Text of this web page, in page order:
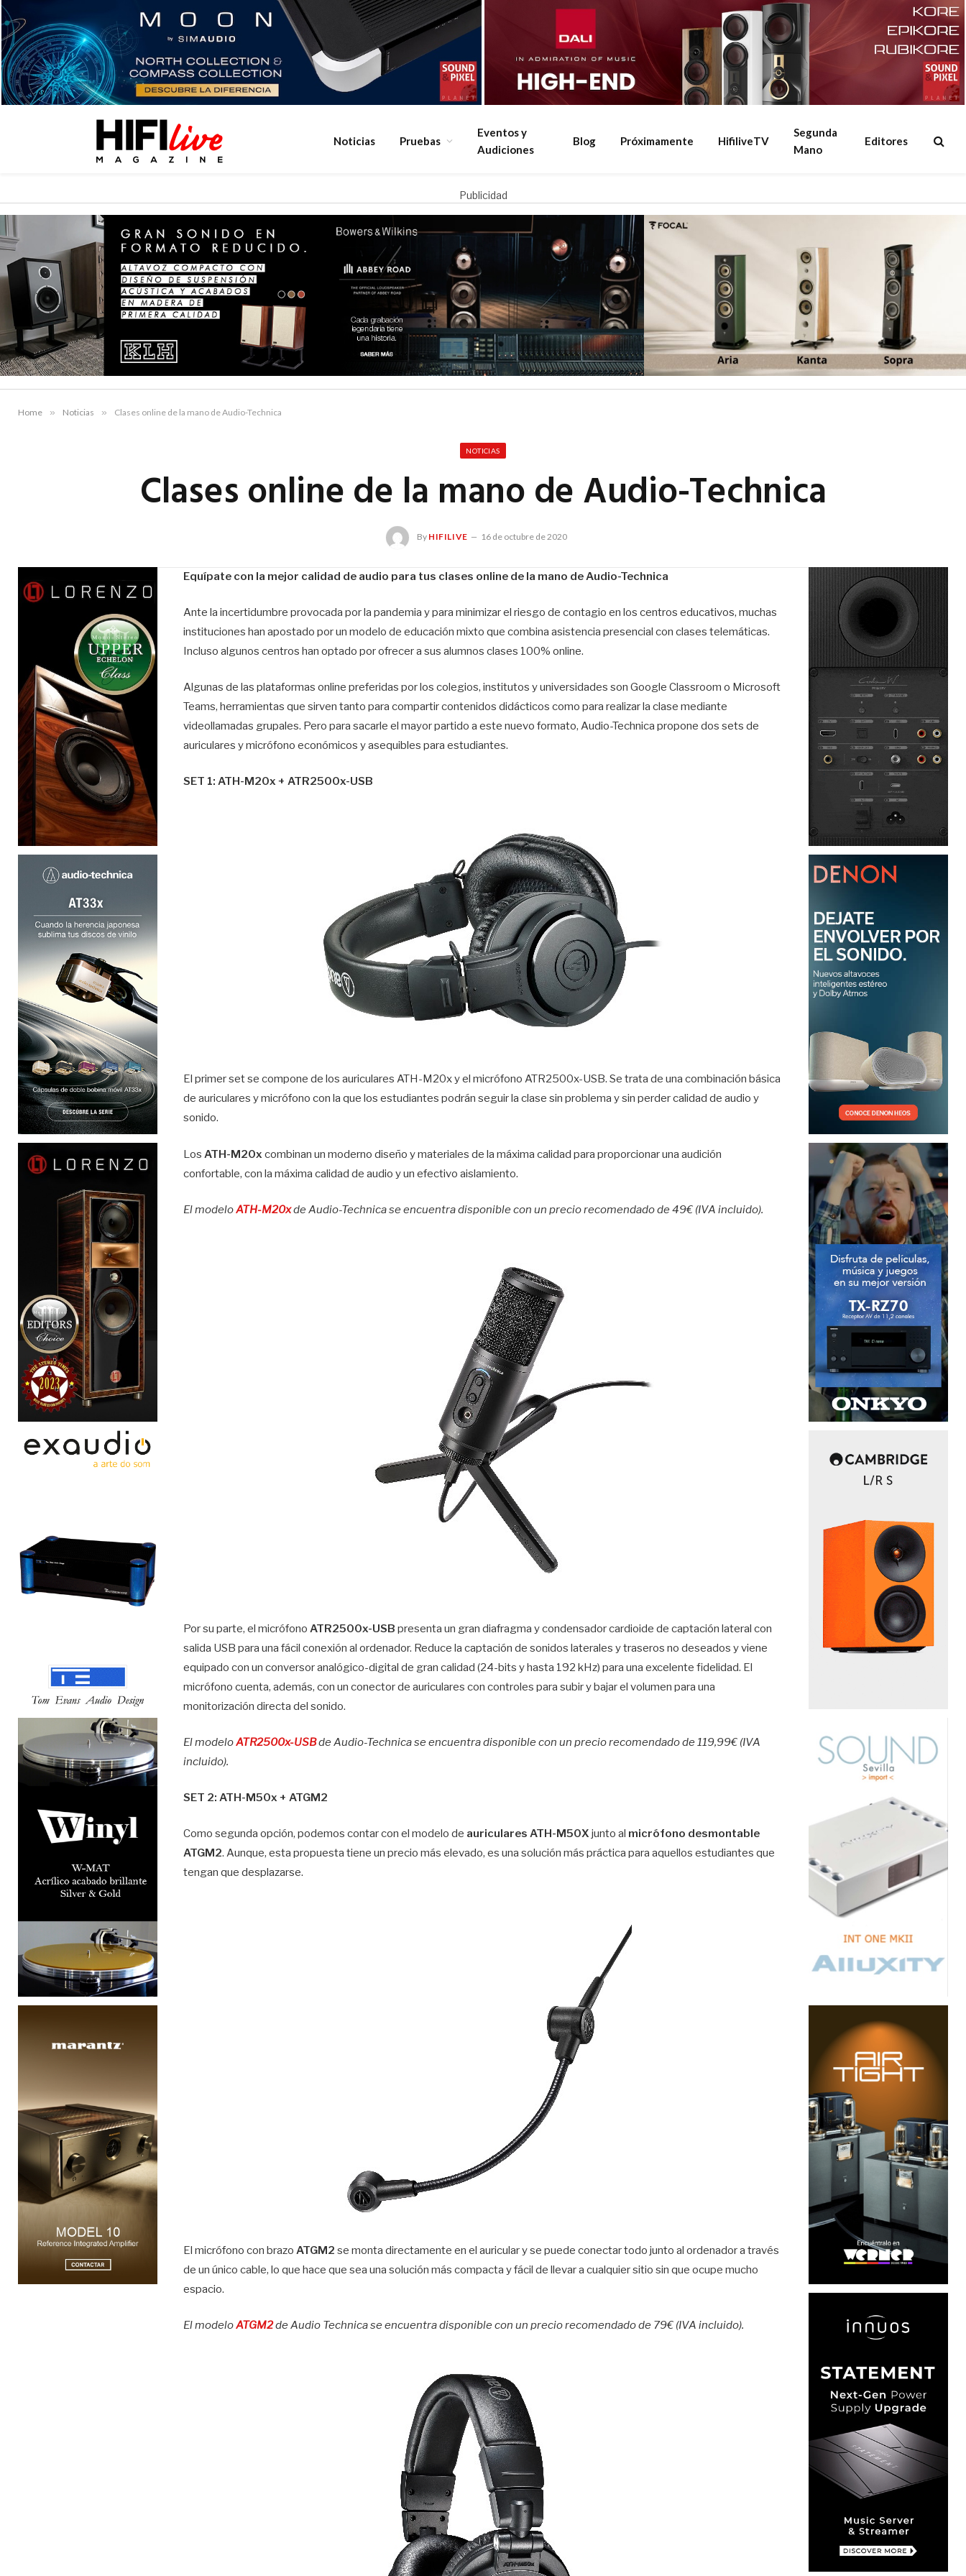
Noticias Pruebas
Eventos y
Audiciones
Blog Próximamente HifiliveTV
Segunda
Mano
Editores
Publicidad
Home » Noticias » Clases online de la mano de Audio-Technica
NOTICIAS
Clases online de la mano de Audio-Technica
By HIFILIVE 16 de octubre de 2020
Equípate con la mejor calidad de audio para tus clases online de la mano de Audio-Technica
Ante la incertidumbre provocada por la pandemia y para minimizar el riesgo de contagio en los centros educativos, muchas
instituciones han apostado por un modelo de educación mixto que combina asistencia presencial con clases telemáticas.
Incluso algunos centros han optado por ofrecer a sus alumnos clases 100% online.
Algunas de las plataformas online preferidas por los colegios, institutos y universidades son Google Classroom o Microsoft
Teams, herramientas que sirven tanto para compartir contenidos didácticos como para realizar la clase mediante
videollamadas grupales. Pero para sacarle el mayor partido a este nuevo formato, Audio-Technica propone dos sets de
auriculares y micrófono económicos y asequibles para estudiantes.
SET 1: ATH-M20x + ATR2500x-USB
El primer set se compone de los auriculares ATH-M20x y el micrófono ATR2500x-USB. Se trata de una combinación básica
de auriculares y micrófono con la que los estudiantes podrán seguir la clase sin problema y sin perder calidad de audio y
sonido.
Los ATH-M20x combinan un moderno diseño y materiales de la máxima calidad para proporcionar una audición
confortable, con la máxima calidad de audio y un efectivo aislamiento.
El modeloATH-M20xde Audio-Technica se encuentra disponible con un precio recomendado de 49€ (IVA incluido).
Por su parte, el micrófono ATR2500x-USB presenta un gran diafragma y condensador cardioide de captación lateral con
salida USB para una fácil conexión al ordenador. Reduce la captación de sonidos laterales y traseros no deseados y viene
equipado con un conversor analógico-digital de gran calidad (24-bits y hasta 192 kHz) para una excelente fidelidad. El
micrófono cuenta, además, con un conector de auriculares con controles para subir y bajar el volumen para una
monitorización directa del sonido.
El modeloATR2500x-USBde Audio-Technica se encuentra disponible con un precio recomendado de 119,99€ (IVA
incluido).
SET 2: ATH-M50x + ATGM2
Como segunda opción, podemos contar con el modelo de auriculares ATH-M50X junto al micrófono desmontable
ATGM2. Aunque, esta propuesta tiene un precio más elevado, es una solución más práctica para aquellos estudiantes que
tengan que desplazarse.
El micrófono con brazoATGM2 se monta directamente en el auricular y se puede conectar todo junto al ordenador a través
de un único cable, lo que hace que sea una solución más compacta y fácil de llevar a cualquier sitio sin que ocupe mucho
espacio.
El modeloATGM2de Audio Technica se encuentra disponible con un precio recomendado de 79€ (IVA incluido).